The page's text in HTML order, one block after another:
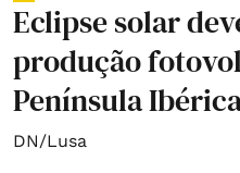
Eclipse solar
produção
Península
DN/Lusa